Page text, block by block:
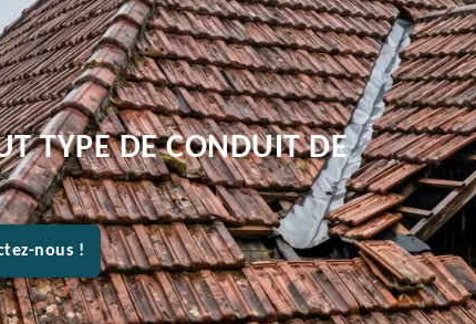
TYPE DE CONDUIT DE
nous !